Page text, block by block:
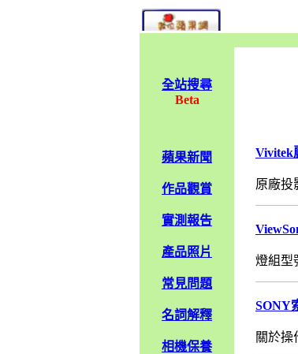
全站搜尋
Beta
蘋果新聞
作品觀賞
實測報告
產品照片
常見問題
名詞解釋
相機保養
Vivitek
原廠投
燈組型
SONY
關於操